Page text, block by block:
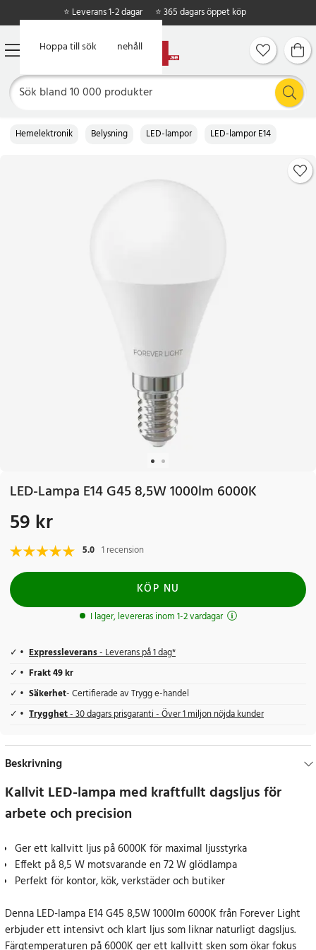
Hoppa till huvudinnehåll
Hoppa till sök
⭐ Leverans 1-2 dagar ⭐ 365 dagars öppet köp
Hemelektronik Belysning LED-lampor LED-lampor E14
LED-Lampa E14 G45 8,5W 1000lm 6000K
Pris: 59 kr
59 kr
5.0 1 recension
KÖP NU
I lager, levereras inom 1-2 vardagar
Expressleverans- Leverans på 1 dag*
Frakt 49 kr
Säkerhet- Certifierade av Trygg e-handel
Trygghet- 30 dagars prisgaranti - Över 1 miljon nöjda kunder
Beskrivning
Kallvit LED-lampa med kraftfullt dagsljus för
arbete och precision
Ger ett kallvitt ljus på 6000K för maximal ljusstyrka
Effekt på 8,5 W motsvarande en 72 W glödlampa
Perfekt för kontor, kök, verkstäder och butiker
Denna LED-lampa E14 G45 8,5W 1000lm 6000K från Forever Light
erbjuder ett intensivt och klart ljus som liknar naturligt dagsljus.
Färgtemperaturen på 6000K ger ett kallvitt sken som ökar fokus